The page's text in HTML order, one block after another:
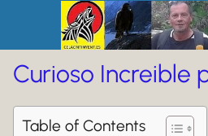
Curioso Increible
Table of Contents